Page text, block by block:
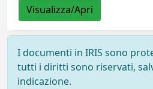
Visualizza/Apri
I documenti in IRIS sono
tutti i diritti sono riservati,
indicazione.